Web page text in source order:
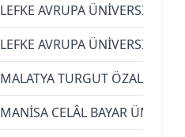
LEFKE AVRUPA ÜNİVERSİTESİ
LEFKE AVRUPA ÜNİVERSİTESİ
MALATYA TURGUT ÖZAL
MANİSA CELÂL BAYAR